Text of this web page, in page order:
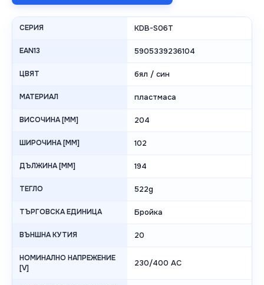
СЕРИЯ KDB-S06T
EAN13 5905339236104
ЦВЯТ бял / син
МАТЕРИАЛ пластмаса
ВИСОЧИНА [MM] 204
ШИРОЧИНА [MM] 102
ДЪЛЖИНА [MM] 194
ТЕГЛО 522g
ТЪРГОВСКА ЕДИНИЦА Бройка
ВЪНШНА КУТИЯ 20
НОМИНАЛНО НАПРЕЖЕНИЕ
[V]
230/400 AC